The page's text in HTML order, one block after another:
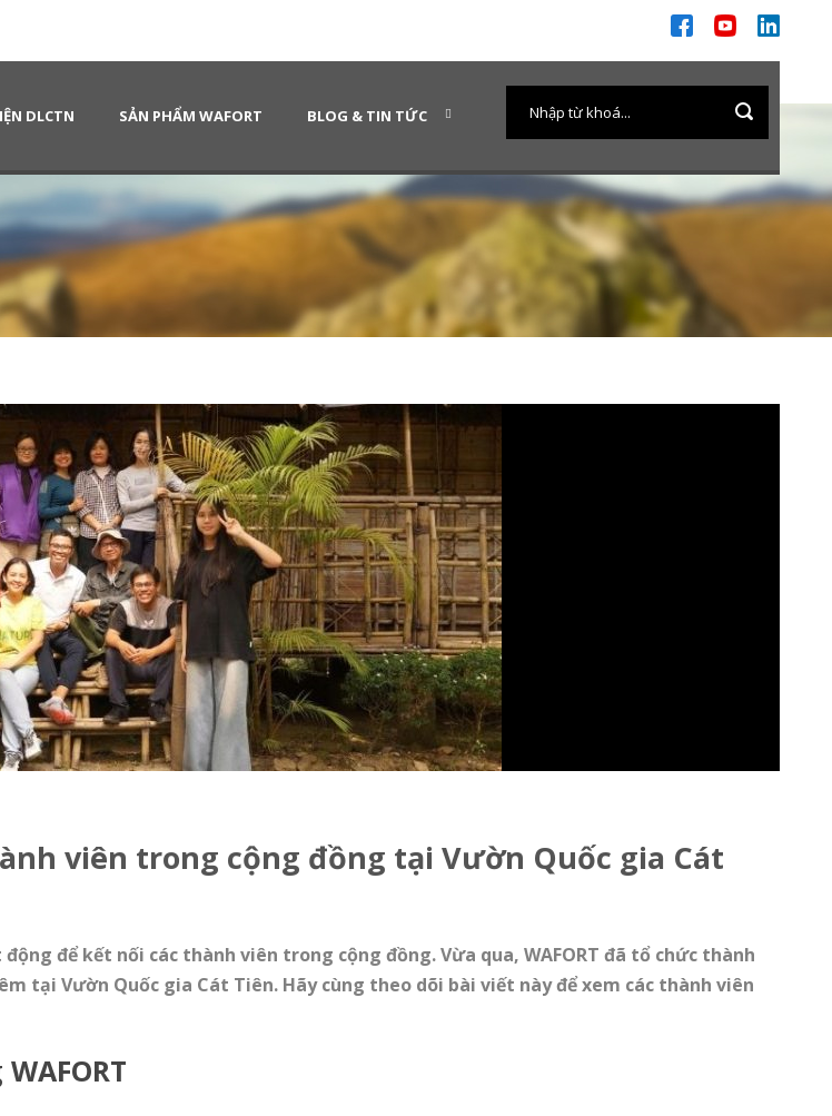
DLCTN SẢN PHẨM WAFORT BLOG & TIN TỨC
viên trong cộng đồng tại Vườn Quốc gia Cát
để kết nối các thành viên trong cộng đồng. Vừa qua, WAFORT đã tổ chức thành
tại Vườn Quốc gia Cát Tiên. Hãy cùng theo dõi bài viết này để xem các thành viên